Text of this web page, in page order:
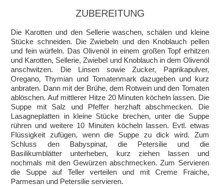
ZUBEREITUNG
Die Karotten und den Sellerie waschen, schälen und kleine
Stücke schneiden. Die Zwiebeln und den Knoblauch pellen
und fein würfeln. Das Olivenöl in einem großen Topf erhitzen
und Karotten, Sellerie, Zwiebel und Knoblauch in dem Olivenöl
anschwitzen. Die Linsen sowie Zucker, Paprikapulver,
Oregano, Thymian und Tomatenmark dazugeben und kurz
anbraten. Dann mit der Brühe, dem Rotwein und den Tomaten
ablöschen. Auf mittlerer Hitze 20 Minuten köcheln lassen. Die
Suppe mit Salz und Pfeffer herzhaft abschmecken. Die
Lasagneplatten in kleine Stücke brechen, unter die Suppe
rühren und weitere 10 Minuten köcheln lassen. Evtl. etwas
Flüssigkeit zufügen, wenn die Suppe zu dick wird. Zum
Schluss den Babyspinat, die Petersilie und die
Basilikumblätter unterheben, kurz ziehen lassen und
nochmals mit den Gewürzen abschmecken. Zum Servieren
die Suppe auf Teller verteilen und mit Creme Fraiche,
Parmesan und Petersilie servieren.